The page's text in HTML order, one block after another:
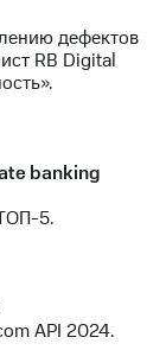
дефектов
RB Digital
banking
5.
API 2024.